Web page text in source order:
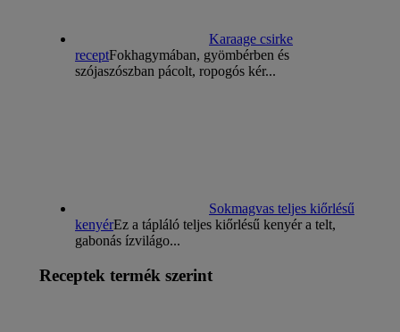
Karaage csirke
receptFokhagymában, gyömbérben és
szójaszószban pácolt, ropogós kér...
Sokmagvas teljes kiőrlésű
kenyérEz a tápláló teljes kiőrlésű kenyér a telt,
gabonás ízvilágo...
Receptek termék szerint